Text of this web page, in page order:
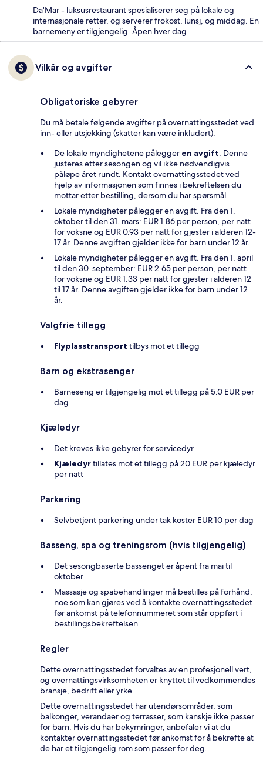
Da'Mar - luksusrestaurant spesialiserer seg på lokale og
internasjonale retter, og serverer frokost, lunsj, og middag. En
barnemeny er tilgjengelig. Åpen hver dag
Vilkår og avgifter
Obligatoriske gebyrer
Du må betale følgende avgifter på overnattingsstedet ved
inn- eller utsjekking (skatter kan være inkludert):
De lokale myndighetene pålegger en avgift. Denne
justeres etter sesongen og vil ikke nødvendigvis
påløpe året rundt. Kontakt overnattingsstedet ved
hjelp av informasjonen som finnes i bekreftelsen du
mottar etter bestilling, dersom du har spørsmål.
Lokale myndigheter pålegger en avgift. Fra den 1.
oktober til den 31. mars: EUR 1.86 per person, per natt
for voksne og EUR 0.93 per natt for gjester i alderen 12-
17 år. Denne avgiften gjelder ikke for barn under 12 år.
Lokale myndigheter pålegger en avgift. Fra den 1. april
til den 30. september: EUR 2.65 per person, per natt
for voksne og EUR 1.33 per natt for gjester i alderen 12
til 17 år. Denne avgiften gjelder ikke for barn under 12
år.
Valgfrie tillegg
Flyplasstransport tilbys mot et tillegg
Barn og ekstrasenger
Barneseng er tilgjengelig mot et tillegg på 5.0 EUR per
dag
Kjæledyr
Det kreves ikke gebyrer for servicedyr
Kjæledyrtillates mot et tillegg på 20 EUR per kjæledyr
per natt
Parkering
Selvbetjent parkering under tak koster EUR 10 per dag
Basseng, spa og treningsrom (hvis tilgjengelig)
Det sesongbaserte bassenget er åpent fra mai til
oktober
Massasje og spabehandlinger må bestilles på forhånd,
noe som kan gjøres ved å kontakte overnattingsstedet
før ankomst på telefonnummeret som står oppført i
bestillingsbekreftelsen
Regler
Dette overnattingsstedet forvaltes av en profesjonell vert,
og overnattingsvirksomheten er knyttet til vedkommendes
bransje, bedrift eller yrke.
Dette overnattingsstedet har utendørsområder, som
balkonger, verandaer og terrasser, som kanskje ikke passer
for barn. Hvis du har bekymringer, anbefaler vi at du
kontakter overnattingsstedet før ankomst for å bekrefte at
de har et tilgjengelig rom som passer for deg.